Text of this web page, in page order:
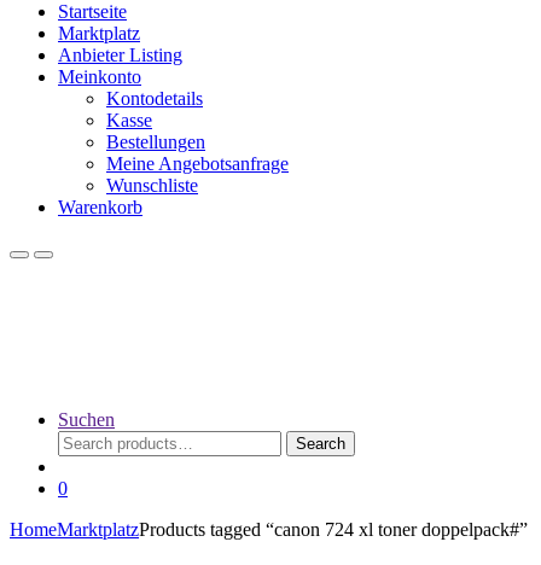
Startseite
Marktplatz
Anbieter Listing
Meinkonto
Kontodetails
Kasse
Bestellungen
Meine Angebotsanfrage
Wunschliste
Warenkorb
Suchen
Search
for:
Search
0
HomeMarktplatzProducts tagged “canon 724 xl toner doppelpack#”